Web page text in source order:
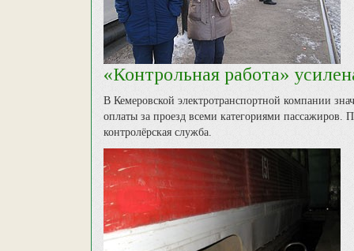
«Контрольная работа»
В Кемеровской электротранспортной компании
оплаты за проезд всеми категориями пассажиров.
контролёрская служба.